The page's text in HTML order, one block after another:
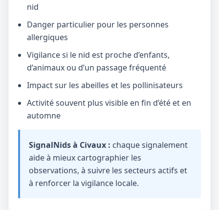
nid
Danger particulier pour les personnes
allergiques
Vigilance si le nid est proche d’enfants,
d’animaux ou d’un passage fréquenté
Impact sur les abeilles et les pollinisateurs
Activité souvent plus visible en fin d’été et en
automne
SignalNids à Civaux : chaque signalement
aide à mieux cartographier les
observations, à suivre les secteurs actifs et
à renforcer la vigilance locale.